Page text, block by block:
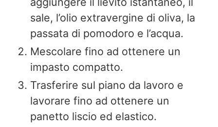
sale, l’olio extravergine di oliva, la
passata di pomodoro e l’acqua.
Mescolare fino ad ottenere un
impasto compatto.
Trasferire sul piano da lavoro e
lavorare fino ad ottenere un
panetto liscio ed elastico.